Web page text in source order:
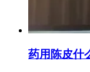
药用陈皮什